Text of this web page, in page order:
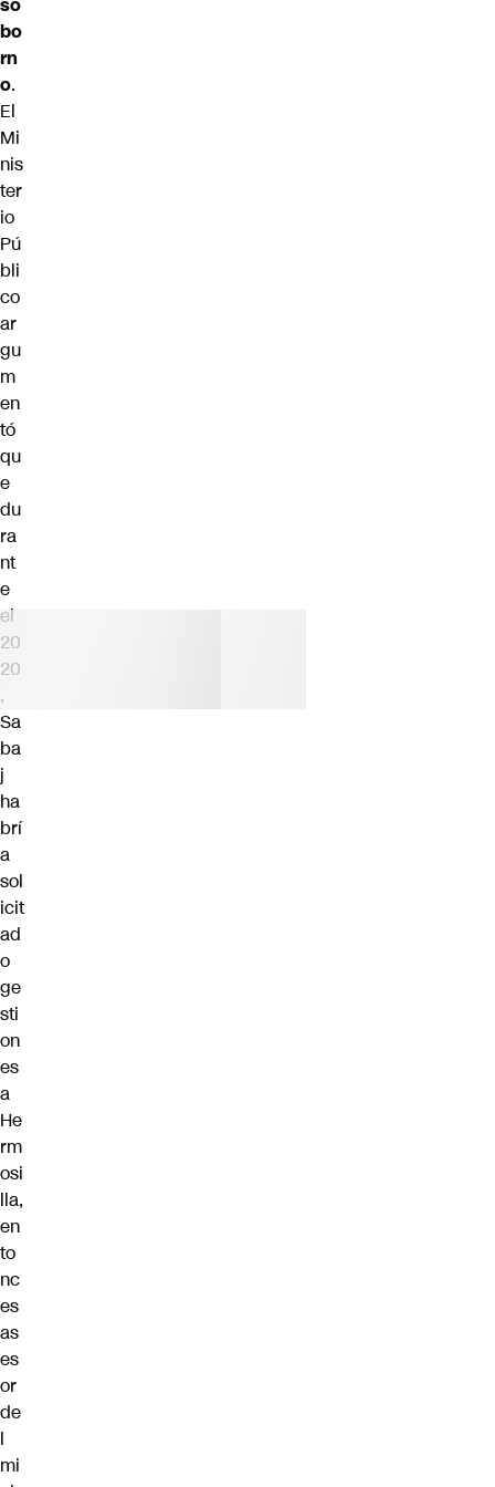
bo
rn
o.
El
Mi
nis
ter
io
Pú
bli
co
ar
gu
m
en
tó
qu
e
du
ra
nt
e
el
20
20
,
Sa
ba
j
ha
brí
a
sol
icit
ad
o
ge
sti
on
es
a
He
rm
osi
lla,
en
to
nc
es
as
es
or
de
l
mi